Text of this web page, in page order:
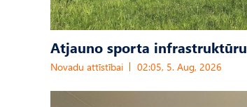
Atjauno sporta infrastruktūru
Novadu attīstībai 02:05, 5. Aug, 2026